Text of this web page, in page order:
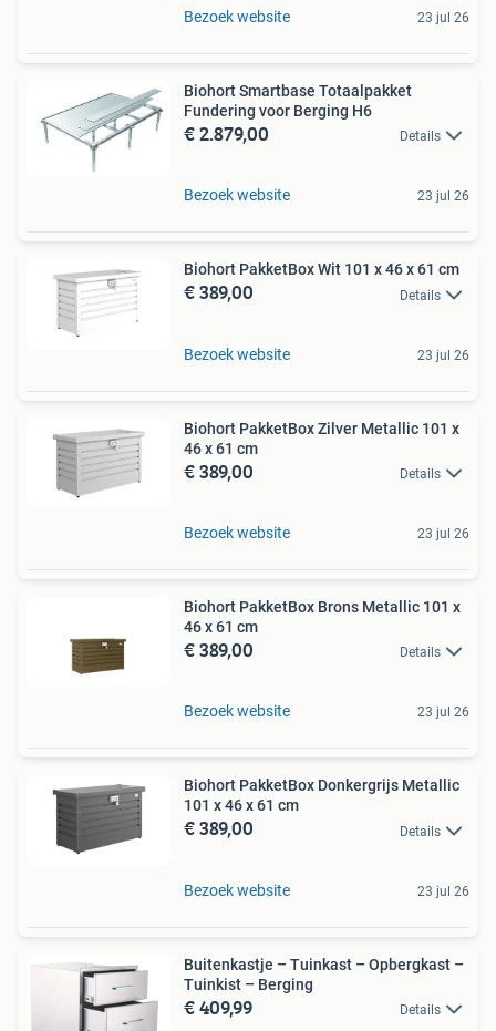
Bezoek website 23 jul 26
Biohort Smartbase Totaalpakket
Fundering voor Berging H6
€ 2.879,00 Details
Bezoek website 23 jul 26
Biohort PakketBox Wit 101 x 46 x 61 cm
€ 389,00 Details
Bezoek website 23 jul 26
Biohort PakketBox Zilver Metallic 101 x
46 x 61 cm
€ 389,00 Details
Bezoek website 23 jul 26
Biohort PakketBox Brons Metallic 101 x
46 x 61 cm
€ 389,00 Details
Bezoek website 23 jul 26
Biohort PakketBox Donkergrijs Metallic
101 x 46 x 61 cm
€ 389,00 Details
Bezoek website 23 jul 26
Buitenkastje – Tuinkast – Opbergkast –
Tuinkist – Berging
€ 409,99 Details